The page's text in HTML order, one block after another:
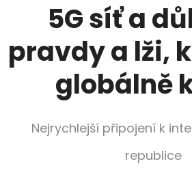
5G síť a
pravdy a lži,
globálně
Nejrychlejší připojení k
republice